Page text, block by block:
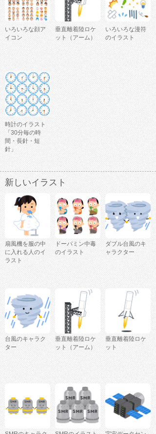
いろいろな顔ア
イコン
垂直離着陸ロケ
ット（アーム）
いろいろな漫符
のイラスト
時計のイラスト
「30分毎の時
間・長針・短
針」
新しいイラスト
扇風機を服の中
に入れる人のイ
ラスト
ドーパミン中毒
のイラスト
ダブル台風のキ
ャラクター
台風のキャラク
ター
垂直離着陸ロケ
ット（アーム）
垂直離着陸ロケ
ット